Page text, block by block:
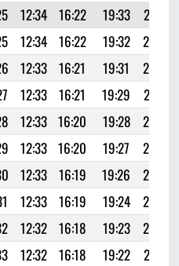
12:34 16:22 19:33
21:01
12:34 16:22 19:32
21:00
12:33 16:21 19:31
20:58
12:33 16:21 19:29
20:57
12:33 16:20 19:28
20:55
12:33 16:20 19:27
20:53
12:33 16:19 19:26
20:52
12:33 16:19 19:24
20:50
12:32 16:18 19:23
20:48
12:32 16:18 19:22
20:47